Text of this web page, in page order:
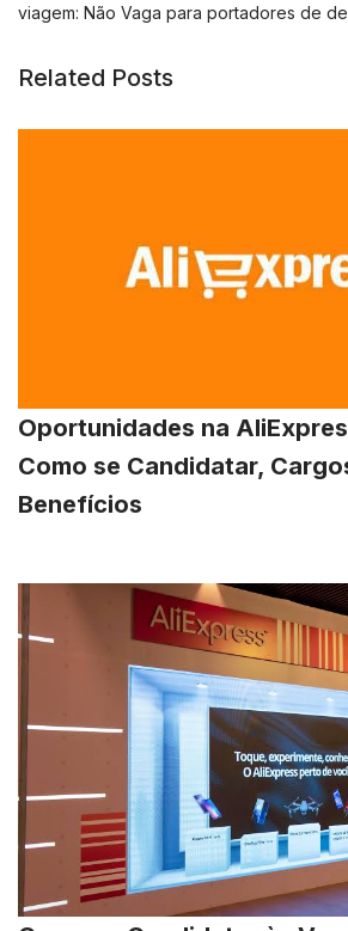
viagem: Não Vaga para portadores de
Related Posts
Oportunidades na
Como se Candidatar,
Benefícios